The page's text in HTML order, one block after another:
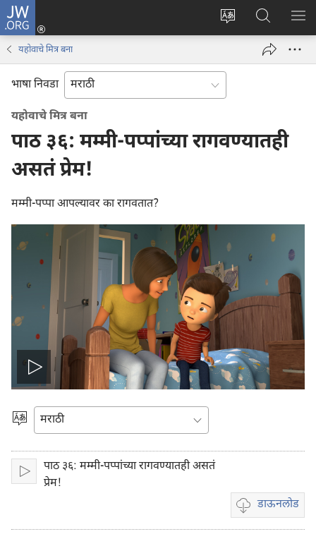
JW.ORG
साइटची
लॉग
इन
window)
JW.ORG
वर
शोधा
मेनू
यहोवाचे मित्र बना
भाषा निवडा
यहोवाचे मित्र बना
पाठ ३६: मम्मी-पप्पांच्या रागवण्यातही
असतं प्रेम!
मम्मी-पप्पा आपल्यावर का रागवतात?
Play
video
भाषेची
करा
प्ले
पाठ ३६: मम्मी-पप्पांच्या रागवण्यातही असतं
प्रेम!
डाऊनलोड
व्हिडिओ
रेकॉर्डिंग